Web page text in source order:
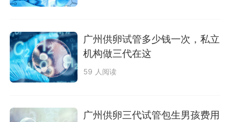
广州供卵试管多少钱一次，私立
机构做三代在这
59 人阅读
广州供卵三代试管包生男孩费用